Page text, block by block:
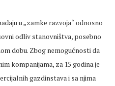
u „zamke razvoja“ odnosno
odliv stanovništva, posebno
dobu. Zbog nemogućnosti da
kompanijama, za 15 godina je
gazdinstava i sa njima